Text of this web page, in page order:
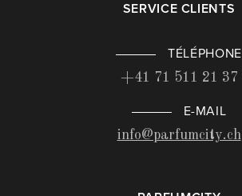
SERVICE CLIENTS
TÉLÉPHONE
+41 71 511 21 37
E-MAIL
info@parfumcity.ch